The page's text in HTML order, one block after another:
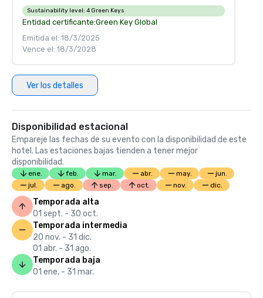
Sustainability level: 4 Green Keys
Entidad certificante:Green Key Global
Emitida el: 18/3/2025
Vence el: 18/3/2028
Ver los detalles
Disponibilidad estacional
Empareje las fechas de su evento con la disponibilidad de este
hotel. Las estaciones bajas tienden a tener mejor
disponibilidad.
ene. feb. mar. abr. may.
jun.
jul.
ago. sep. oct. nov. dic.
Temporada alta
01 sept. - 30 oct.
Temporada intermedia
20 nov. - 31 dic.
01 abr. - 31 ago.
Temporada baja
01 ene. - 31 mar.